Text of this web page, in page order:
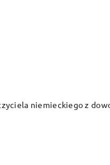
niemieckiego z